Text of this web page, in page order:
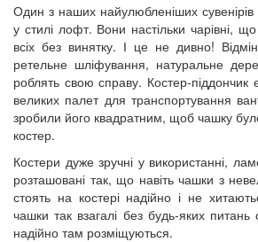
Один з наших найулюбленіших
у стилі лофт. Вони настільки чарівні,
всіх без винятку. І це не дивно!
ретельне шліфування, натуральне
роблять свою справу. Костер-
великих палет для транспортування
зробили його квадратним, щоб чашку
костер.
Костери дуже зручні у використанні,
розташовані так, що навіть чашки з
стоять на костері надійно і не
чашки так взагалі без будь-яких
надійно там розміщуються.